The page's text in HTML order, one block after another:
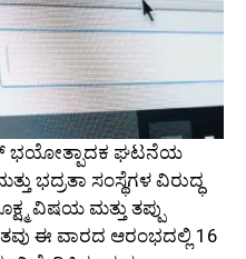
ಭಯೋತ್ಪಾದಕ ಘಟನೆಯ
ಭದ್ರತಾ ಸಂಸ್ಥೆಗಳ ವಿರುದ್ಧ
ವಿಷಯ ಮತ್ತು ತಪ್ಪು
ಈ ವಾರದ ಆರಂಭದಲ್ಲಿ 16